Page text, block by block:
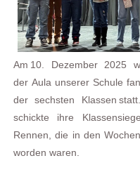
Am 10. Dezember 2025
derAula unserer Schule
dersechsten Klassen
schickte ihre
Rennen , die in den
worden waren.